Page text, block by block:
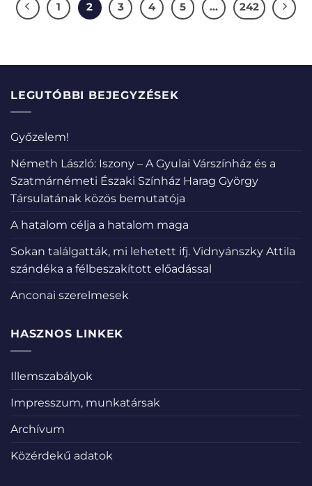
1 2 3 4 5 … 242
LEGUTÓBBI BEJEGYZÉSEK
Győzelem!
Németh László: Iszony – A Gyulai Várszínház és a
Szatmárnémeti Északi Színház Harag György
Társulatának közös bemutatója
A hatalom célja a hatalom maga
Sokan találgatták, mi lehetett ifj. Vidnyánszky Attila
szándéka a félbeszakított előadással
Anconai szerelmesek
HASZNOS LINKEK
Illemszabályok
Impresszum, munkatársak
Archívum
Közérdekű adatok